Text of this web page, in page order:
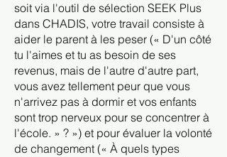
soit via l'outil de sélection SEEK Plus
dans CHADIS, votre travail consiste à
aider le parent à les peser (« D'un côté
tu l'aimes et tu as besoin de ses
revenus, mais de l'autre d'autre part,
vous avez tellement peur que vous
n'arrivez pas à dormir et vos enfants
sont trop nerveux pour se concentrer à
l'école. » ? ») et pour évaluer la volonté
de changement (« À quels types